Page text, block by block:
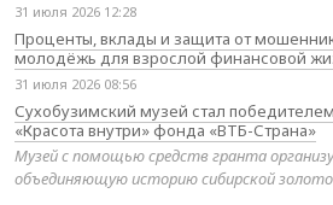
31 июля 2026 12:28
Проценты, вклады и защита от
молодёжь для взрослой финансовой
31 июля 2026 08:56
Сухобузимский музей стал
«Красота внутри» фонда «ВТБ-Страна»
Музей с помощью средств гранта
объединяющую историю сибирской